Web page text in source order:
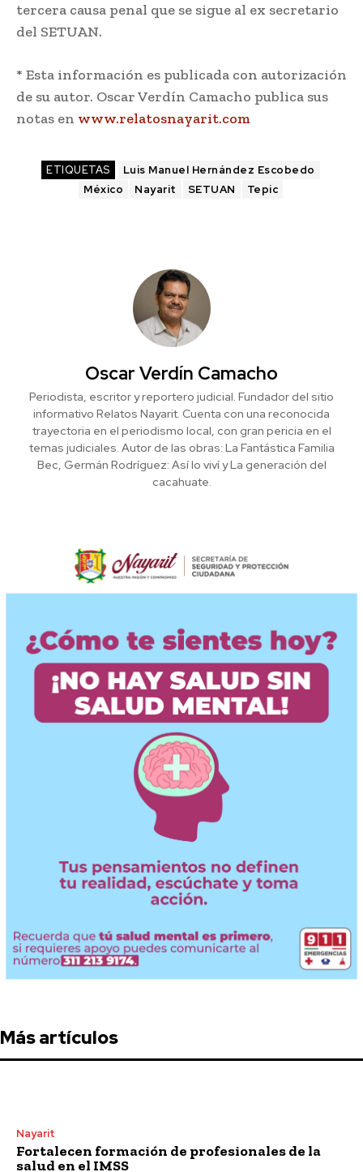
tercera causa penal que se sigue al ex secretario
del SETUAN.
* Esta información es publicada con autorización
de su autor. Oscar Verdín Camacho publica sus
notas en www.relatosnayarit.com
ETIQUETAS
Luis Manuel Hernández Escobedo
México
Nayarit SETUAN Tepic
Oscar Verdín Camacho
Periodista, escritor y reportero judicial. Fundador del sitio
informativo Relatos Nayarit. Cuenta con una reconocida
trayectoria en el periodismo local, con gran pericia en el
temas judiciales. Autor de las obras: La Fantástica Familia
Bec, Germán Rodríguez: Así lo viví y La generación del
cacahuate.
Más artículos
Nayarit
Fortalecen formación de profesionales de la
salud en el IMSS